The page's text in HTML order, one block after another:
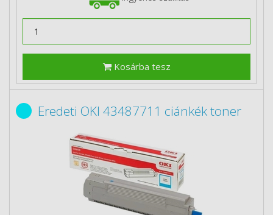
Kosárba tesz
Eredeti OKI 43487711 ciánkék toner